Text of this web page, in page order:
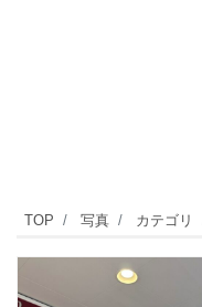
TOP 写真 カテゴリ